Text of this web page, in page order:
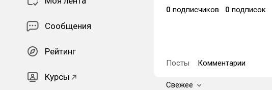
Сообщения
Рейтинг
Курсы
0 подписчиков 0 подписок
Посты Комментарии
Свежее